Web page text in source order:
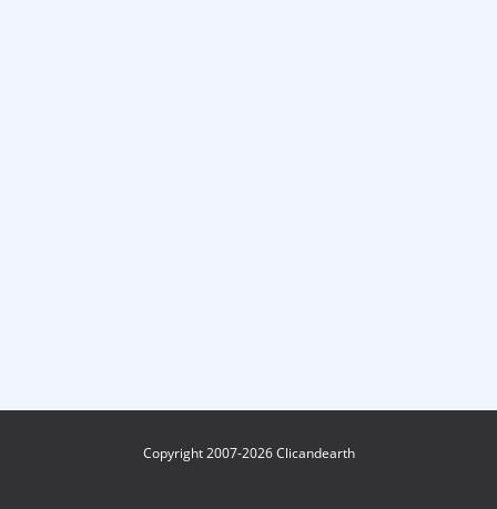
Copyright 2007-2026 Clicandearth